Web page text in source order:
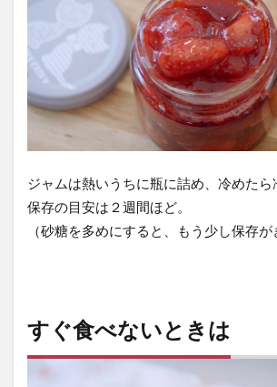
ジャムは熱いうちに瓶に詰め、冷めたら
保存の目安は２週間ほど。
（砂糖を多めにすると、もう少し保存が
すぐ食べないときは